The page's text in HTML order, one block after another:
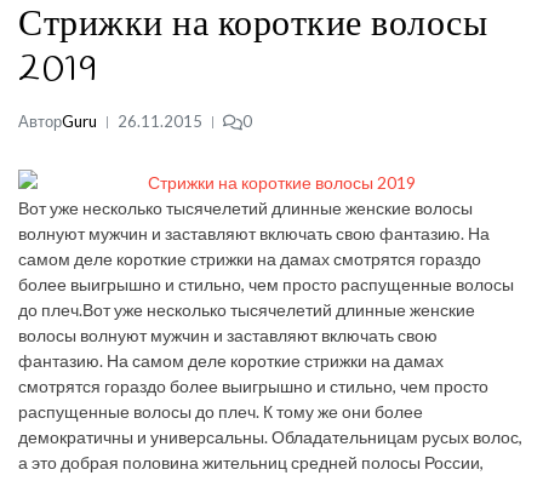
Стрижки на короткие волосы
2019
АвторGuru 26.11.2015 0
Вот уже несколько тысячелетий длинные женские волосы
волнуют мужчин и заставляют включать свою фантазию. На
самом деле короткие стрижки на дамах смотрятся гораздо
более выигрышно и стильно, чем просто распущенные волосы
до плеч.Вот уже несколько тысячелетий длинные женские
волосы волнуют мужчин и заставляют включать свою
фантазию. На самом деле короткие стрижки на дамах
смотрятся гораздо более выигрышно и стильно, чем просто
распущенные волосы до плеч. К тому же они более
демократичны и универсальны. Обладательницам русых волос,
а это добрая половина жительниц средней полосы России,